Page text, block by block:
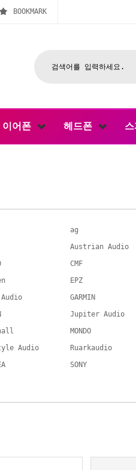
BOOKMARK
이어폰 헤드폰
ag
Austrian Audio
CMF
EPZ
GARMIN
Jupiter Audio
MONDO
Audio Ruarkaudio
SONY